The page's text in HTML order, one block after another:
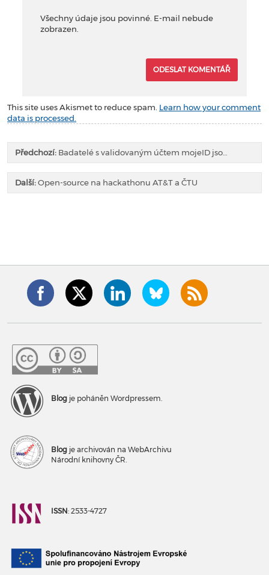
Všechny údaje jsou povinné. E-mail nebude
zobrazen.
This site uses Akismet to reduce spam. Learn how your comment
data is processed.
Předchozí: Badatelé s validovaným účtem mojeID jso…
Další:Open-source na hackathonu AT&T a ČTU
Blog je poháněn Wordpressem.
Blog je archivován na WebArchivu
Národní knihovny ČR.
ISSN: 2533-4727